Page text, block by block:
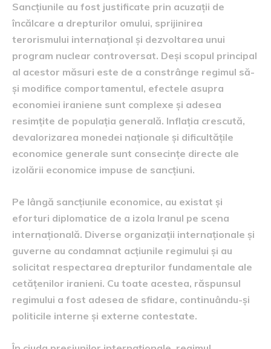
Sancțiunile au fost justificate prin acuzații de
încălcare a drepturilor omului, sprijinirea
terorismului internațional și dezvoltarea unui
program nuclear controversat. Deși scopul principal
al acestor măsuri este de a constrânge regimul să-
și modifice comportamentul, efectele asupra
economiei iraniene sunt complexe și adesea
resimțite de populația generală. Inflația crescută,
devalorizarea monedei naționale și dificultățile
economice generale sunt consecințe directe ale
izolării economice impuse de sancțiuni.
Pe lângă sancțiunile economice, au existat și
eforturi diplomatice de a izola Iranul pe scena
internațională. Diverse organizații internaționale și
guverne au condamnat acțiunile regimului și au
solicitat respectarea drepturilor fundamentale ale
cetățenilor iranieni. Cu toate acestea, răspunsul
regimului a fost adesea de sfidare, continuându-și
politicile interne și externe contestate.